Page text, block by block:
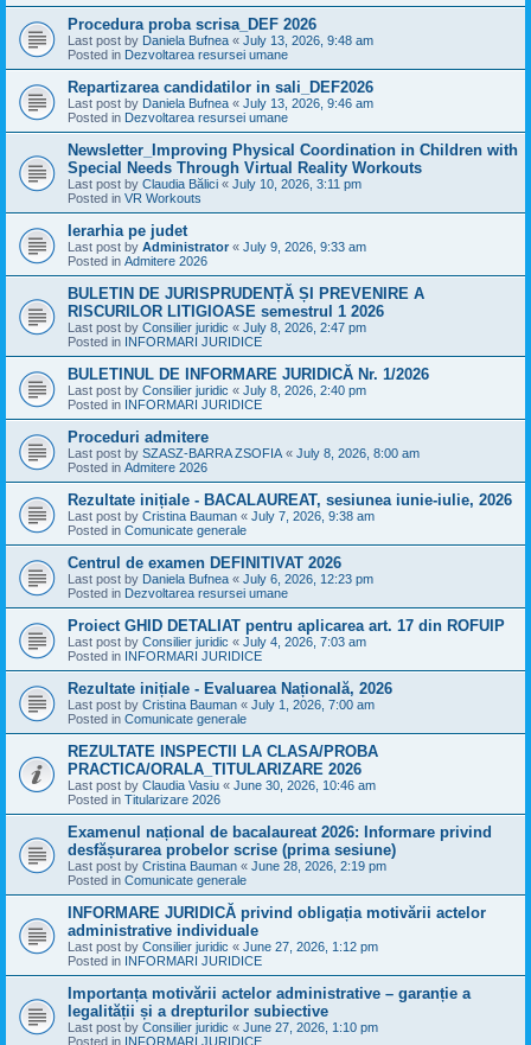
Procedura proba scrisa_DEF 2026
Last post by Daniela Bufnea « July 13, 2026, 9:48 am
Posted in Dezvoltarea resursei umane
Repartizarea candidatilor in sali_DEF2026
Last post by Daniela Bufnea « July 13, 2026, 9:46 am
Posted in Dezvoltarea resursei umane
Newsletter_Improving Physical Coordination in Children with
Special Needs Through Virtual Reality Workouts
Last post by Claudia Bălici « July 10, 2026, 3:11 pm
Posted in VR Workouts
Ierarhia pe judet
Last post by Administrator « July 9, 2026, 9:33 am
Posted in Admitere 2026
BULETIN DE JURISPRUDENȚĂ ȘI PREVENIRE A
RISCURILOR LITIGIOASE semestrul 1 2026
Last post by Consilier juridic « July 8, 2026, 2:47 pm
Posted in INFORMARI JURIDICE
BULETINUL DE INFORMARE JURIDICĂ Nr. 1/2026
Last post by Consilier juridic « July 8, 2026, 2:40 pm
Posted in INFORMARI JURIDICE
Proceduri admitere
Last post by SZASZ-BARRA ZSOFIA « July 8, 2026, 8:00 am
Posted in Admitere 2026
Rezultate inițiale - BACALAUREAT, sesiunea iunie-iulie, 2026
Last post by Cristina Bauman « July 7, 2026, 9:38 am
Posted in Comunicate generale
Centrul de examen DEFINITIVAT 2026
Last post by Daniela Bufnea « July 6, 2026, 12:23 pm
Posted in Dezvoltarea resursei umane
Proiect GHID DETALIAT pentru aplicarea art. 17 din ROFUIP
Last post by Consilier juridic « July 4, 2026, 7:03 am
Posted in INFORMARI JURIDICE
Rezultate inițiale - Evaluarea Națională, 2026
Last post by Cristina Bauman « July 1, 2026, 7:00 am
Posted in Comunicate generale
REZULTATE INSPECTII LA CLASA/PROBA
PRACTICA/ORALA_TITULARIZARE 2026
Last post by Claudia Vasiu « June 30, 2026, 10:46 am
Posted in Titularizare 2026
Examenul național de bacalaureat 2026: Informare privind
desfășurarea probelor scrise (prima sesiune)
Last post by Cristina Bauman « June 28, 2026, 2:19 pm
Posted in Comunicate generale
INFORMARE JURIDICĂ privind obligația motivării actelor
administrative individuale
Last post by Consilier juridic « June 27, 2026, 1:12 pm
Posted in INFORMARI JURIDICE
Importanța motivării actelor administrative – garanție a
legalității și a drepturilor subiective
Last post by Consilier juridic « June 27, 2026, 1:10 pm
Posted in INFORMARI JURIDICE